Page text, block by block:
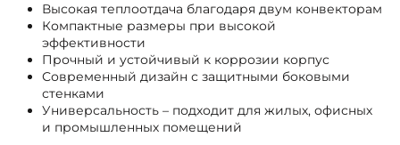
Высокая теплоотдача благодаря двум конвекторам
Компактные размеры при высокой
эффективности
Прочный и устойчивый к коррозии корпус
Современный дизайн с защитными боковыми
стенками
Универсальность – подходит для жилых, офисных
и промышленных помещений